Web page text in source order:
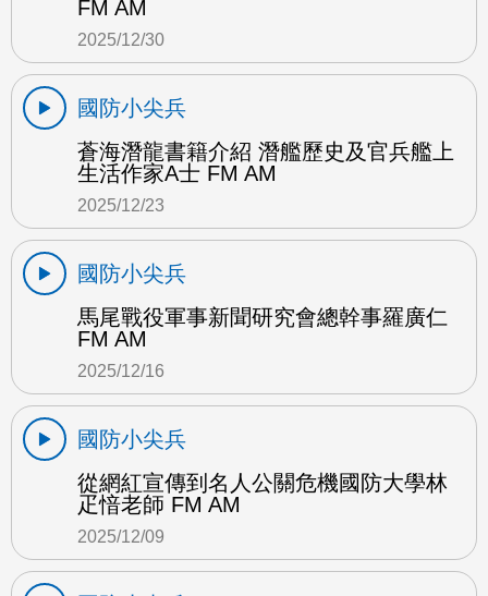
FM AM
2025/12/30
國防小尖兵
蒼海潛龍書籍介紹 潛艦歷史及官兵艦上
生活作家A士 FM AM
2025/12/23
國防小尖兵
馬尾戰役軍事新聞研究會總幹事羅廣仁
FM AM
2025/12/16
國防小尖兵
從網紅宣傳到名人公關危機國防大學林
疋愔老師 FM AM
2025/12/09